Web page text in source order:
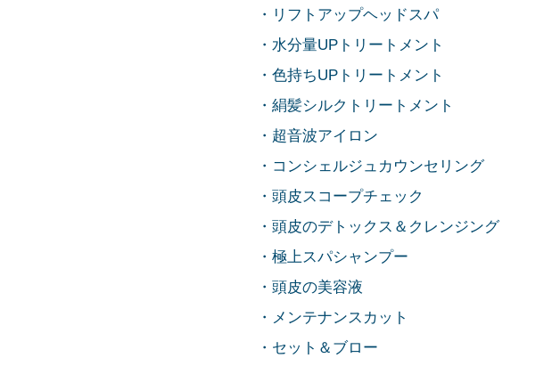
・リフトアップヘッドスパ
・水分量UPトリートメント
・色持ちUPトリートメント
・絹髪シルクトリートメント
・超音波アイロン
・コンシェルジュカウンセリング
・頭皮スコープチェック
・頭皮のデトックス＆クレンジング
・極上スパシャンプー
・頭皮の美容液
・メンテナンスカット
・セット＆ブロー